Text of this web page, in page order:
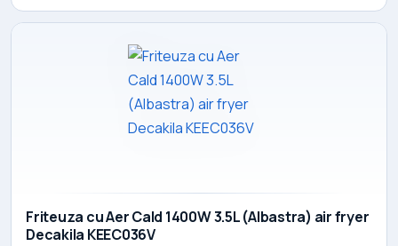
Friteuza cu Aer Cald 1400W 3.5L (Albastra) air fryer
Decakila KEEC036V